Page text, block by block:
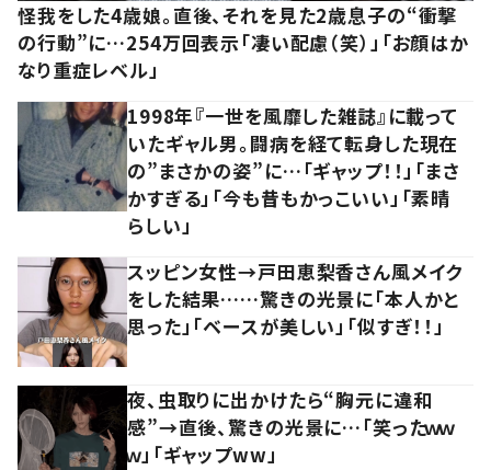
怪我をした4歳娘。直後、それを見た2歳息子の“衝撃
の行動”に…254万回表示「凄い配慮（笑）」「お顔はか
なり重症レベル」
1998年『一世を風靡した雑誌』に載って
いたギャル男。闘病を経て転身した現在
の”まさかの姿”に…「ギャップ！！」「まさ
かすぎる」「今も昔もかっこいい」「素晴
らしい」
スッピン女性→戸田恵梨香さん風メイク
をした結果……驚きの光景に「本人かと
思った」「ベースが美しい」「似すぎ！！」
夜、虫取りに出かけたら“胸元に違和
感”→直後、驚きの光景に…「笑ったｗｗ
ｗ」「ギャップww」